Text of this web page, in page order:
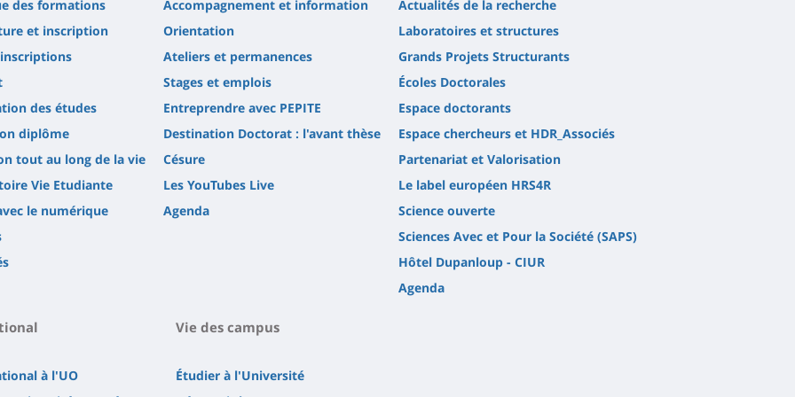
des formations
et inscription
des études
diplôme
tout au long de la vie
Vie Etudiante
le numérique
Accompagnement et information
Orientation
Ateliers et permanences
Stages et emplois
Entreprendre avec PEPITE
Destination Doctorat : l'avant thèse
Césure
Les YouTubes Live
Agenda
Actualités de la recherche
Laboratoires et structures
Grands Projets Structurants
Écoles Doctorales
Espace doctorants
Espace chercheurs et HDR_Associés
Partenariat et Valorisation
Le label européen HRS4R
Science ouverte
Sciences Avec et Pour la Société (SAPS)
Hôtel Dupanloup - CIUR
Agenda
à l'UO
Vie des campus
Étudier à l'Université